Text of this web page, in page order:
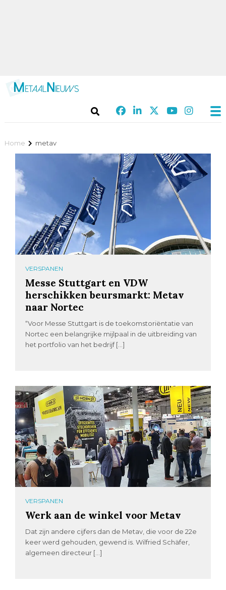
Home metav
VERSPANEN
Messe Stuttgart en VDW
herschikken beursmarkt: Metav
naar Nortec
“Voor Messe Stuttgart is de toekomstoriëntatie van
Nortec een belangrijke mijlpaal in de uitbreiding van
het portfolio van het bedrijf […]
VERSPANEN
Werk aan de winkel voor Metav
Dat zijn andere cijfers dan de Metav, die voor de 22e
keer werd gehouden, gewend is. Wilfried Schäfer,
algemeen directeur […]